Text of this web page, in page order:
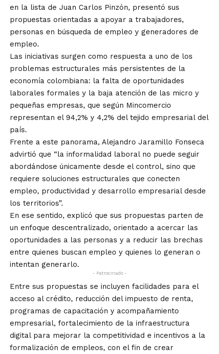
en la lista de Juan Carlos Pinzón, presentó sus
propuestas orientadas a apoyar a trabajadores,
personas en búsqueda de empleo y generadores de
empleo.
Las iniciativas surgen como respuesta a uno de los
problemas estructurales más persistentes de la
economía colombiana: la falta de oportunidades
laborales formales y la baja atención de las micro y
pequeñas empresas, que según Mincomercio
representan el 94,2% y 4,2% del tejido empresarial del
país.
Frente a este panorama, Alejandro Jaramillo Fonseca
advirtió que “la informalidad laboral no puede seguir
abordándose únicamente desde el control, sino que
requiere soluciones estructurales que conecten
empleo, productividad y desarrollo empresarial desde
los territorios”.
En ese sentido, explicó que sus propuestas parten de
un enfoque descentralizado, orientado a acercar las
oportunidades a las personas y a reducir las brechas
entre quienes buscan empleo y quienes lo generan o
intentan generarlo.
- Patrocinado -
Entre sus propuestas se incluyen facilidades para el
acceso al crédito, reducción del impuesto de renta,
programas de capacitación y acompañamiento
empresarial, fortalecimiento de la infraestructura
digital para mejorar la competitividad e incentivos a la
formalización de empleos, con el fin de crear